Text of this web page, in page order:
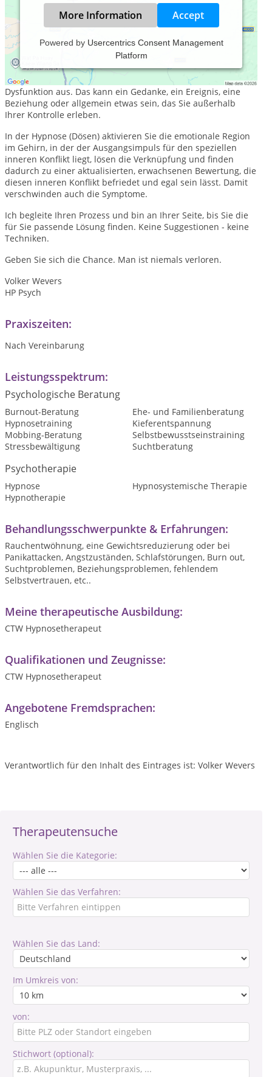
Therapeutensuche
Wählen Sie die Kategorie:
Wählen Sie das Verfahren:
Wählen Sie das Land:
Im Umkreis von:
von:
Stichwort (optional):
More Information Accept
Powered by Usercentrics Consent Management
Platform
Was ich tue:
Etwas in Ihrer Realität löst einen inneren Konflikt - Stress -
Dysfunktion aus. Das kann ein Gedanke, ein Ereignis, eine
Beziehung oder allgemein etwas sein, das Sie außerhalb
Ihrer Kontrolle erleben.
In der Hypnose (Dösen) aktivieren Sie die emotionale Region
im Gehirn, in der der Ausgangsimpuls für den speziellen
inneren Konflikt liegt, lösen die Verknüpfung und finden
dadurch zu einer aktualisierten, erwachsenen Bewertung, die
diesen inneren Konflikt befriedet und egal sein lässt. Damit
verschwinden auch die Symptome.
Ich begleite Ihren Prozess und bin an Ihrer Seite, bis Sie die
für Sie passende Lösung finden. Keine Suggestionen - keine
Techniken.
Geben Sie sich die Chance. Man ist niemals verloren.
Volker Wevers
HP Psych
Praxiszeiten:
Nach Vereinbarung
Leistungsspektrum:
Psychologische Beratung
Burnout-Beratung
Ehe- und Familienberatung
Hypnosetraining
Kieferentspannung
Mobbing-Beratung
Selbstbewusstseinstraining
Stressbewältigung
Suchtberatung
Psychotherapie
Hypnose
Hypnosystemische Therapie
Hypnotherapie
Behandlungsschwerpunkte & Erfahrungen:
Rauchentwöhnung, eine Gewichtsreduzierung oder bei
Panikattacken, Angstzuständen, Schlafstörungen, Burn out,
Suchtproblemen, Beziehungsproblemen, fehlendem
Selbstvertrauen, etc..
Meine therapeutische Ausbildung:
CTW Hypnosetherapeut
Qualifikationen und Zeugnisse:
CTW Hypnosetherapeut
Angebotene Fremdsprachen:
Englisch
Verantwortlich für den Inhalt des Eintrages ist: Volker Wevers